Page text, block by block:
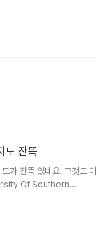
도 잔뜩
잔뜩 있네요. 그것도 미
Of Southern
중 일부인데 한국 관련 지